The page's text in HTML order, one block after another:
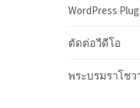
WordPress
ตัดต่อวีดีโอ
พระบรมราโชว